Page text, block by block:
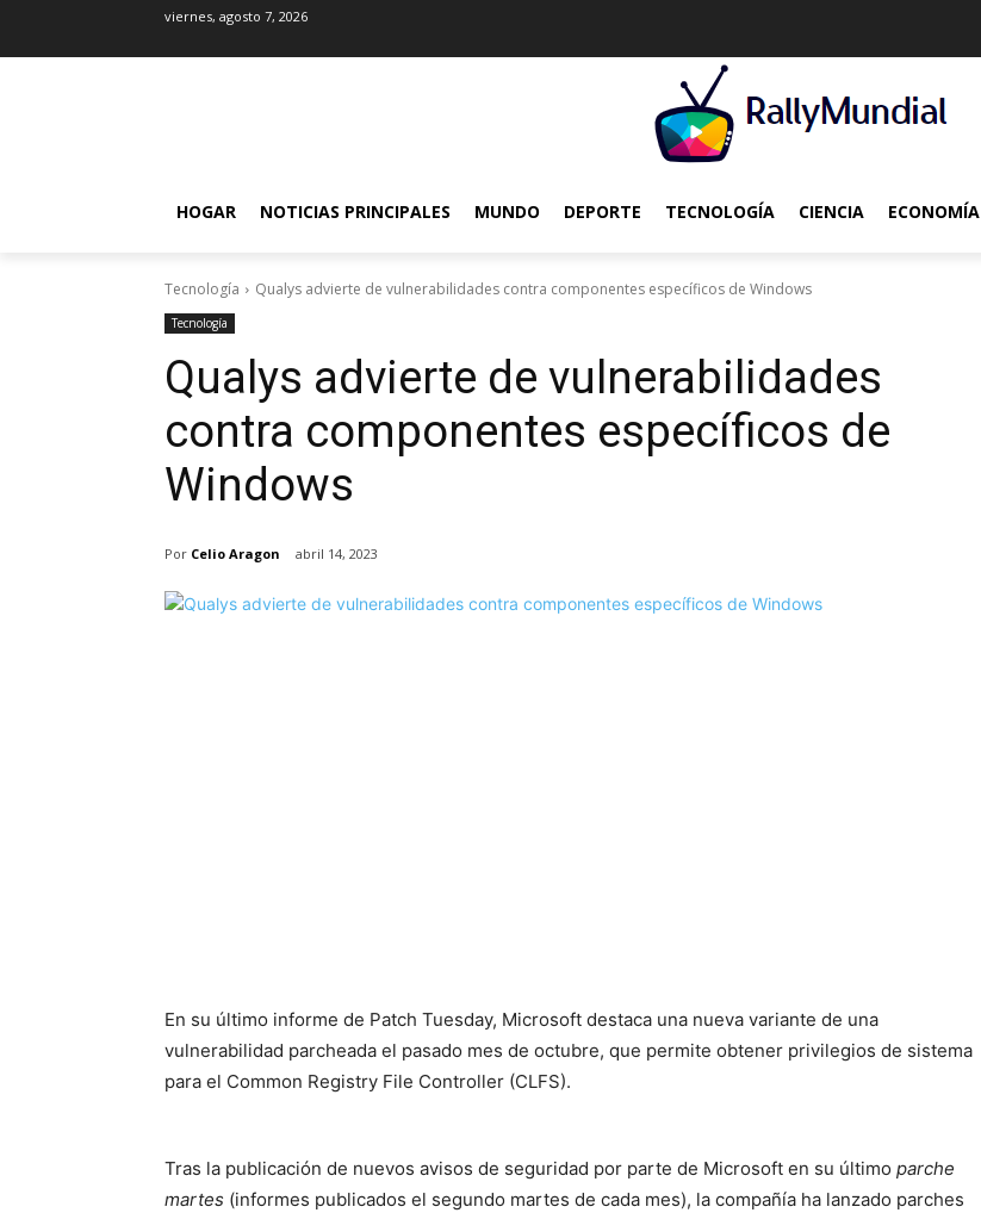
viernes, agosto 7, 2026
HOGAR NOTICIAS PRINCIPALES MUNDO DEPORTE TECNOLOGÍA CIENCIA ECONOMÍA
Tecnología Qualys advierte de vulnerabilidades contra componentes específicos de Windows
Tecnología
Qualys advierte de vulnerabilidades
contra componentes específicos de
Windows
Por Celio Aragon abril 14, 2023
En su último informe de Patch Tuesday, Microsoft destaca una nueva variante de una
vulnerabilidad parcheada el pasado mes de octubre, que permite obtener privilegios de sistema
para el Common Registry File Controller (CLFS).
Tras la publicación de nuevos avisos de seguridad por parte de Microsoft en su último parche
martes (informes publicados el segundo martes de cada mes), la compañía ha lanzado parches